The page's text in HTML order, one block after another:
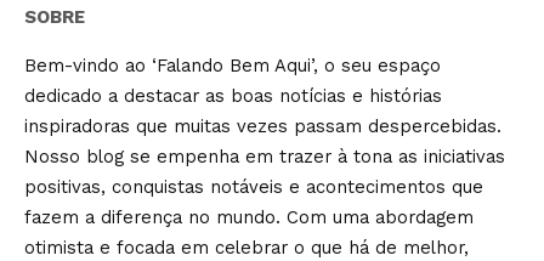
SOBRE
Bem-vindo ao ‘Falando Bem Aqui’, o seu espaço
dedicado a destacar as boas notícias e histórias
inspiradoras que muitas vezes passam despercebidas.
Nosso blog se empenha em trazer à tona as iniciativas
positivas, conquistas notáveis e acontecimentos que
fazem a diferença no mundo. Com uma abordagem
otimista e focada em celebrar o que há de melhor,